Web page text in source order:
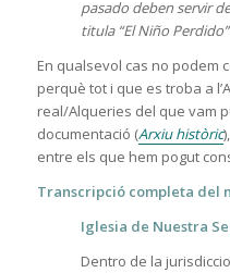
pasado deben servir
titula “El Niño
En qualsevol cas no podem
perquè tot i que es troba a
real/Alqueries del que vam
documentació (Arxiu històric
entre els que hem pogut
Transcripció completa del
Iglesia de Nuestra
Dentro de la